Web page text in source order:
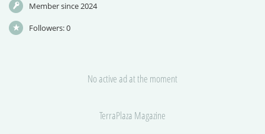
Member since 2024
Followers:0
No active ad at the moment
TerraPlaza Magazine